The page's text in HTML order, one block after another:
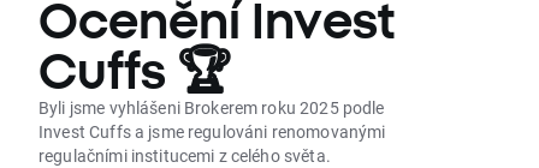
Ocenění Invest
Cuffs 🏆
Byli jsme vyhlášeni Brokerem roku 2025 podle
Invest Cuffs a jsme regulováni renomovanými
regulačními institucemi z celého světa.